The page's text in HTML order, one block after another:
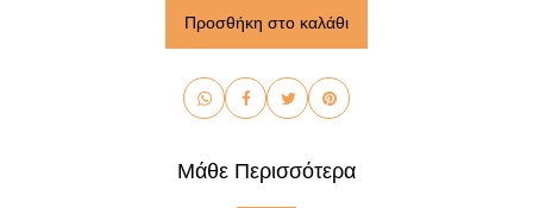
Προσθήκη στο καλάθι
Μάθε Περισσότερα